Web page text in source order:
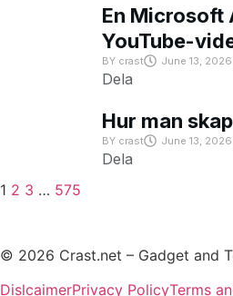
En Microsoft
YouTube-
BY crast June 13, 2026
Dela
Hur man
BY crast June 13, 2026
Dela
1 2 3 … 575
© 2026 Crast.net – Gadget and
DislcaimerPrivacy PolicyTerms